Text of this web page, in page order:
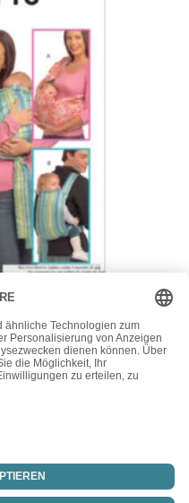
Baby-Rucksack – Baby-